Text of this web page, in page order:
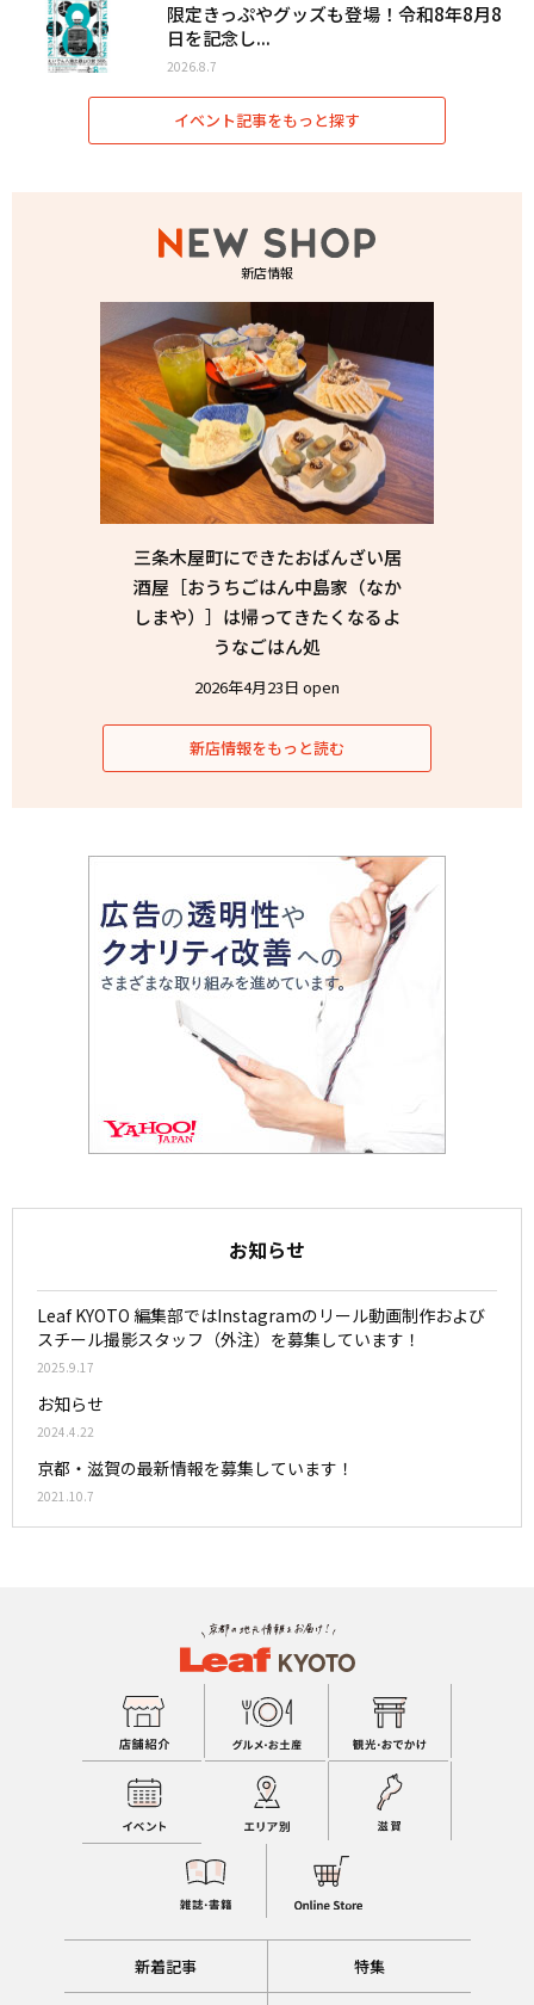
限定きっぷやグッズも登場！令和8年8月8
日を記念し...
2026.8.7
イベント記事をもっと探す
新店情報
三条木屋町にできたおばんざい居
酒屋［おうちごはん中島家（なか
しまや）］は帰ってきたくなるよ
うなごはん処
2026年4月23日 open
新店情報をもっと読む
お知らせ
Leaf KYOTO 編集部ではInstagramのリール動画制作および
スチール撮影スタッフ（外注）を募集しています！
2025.9.17
お知らせ
2024.4.22
京都・滋賀の最新情報を募集しています！
2021.10.7
新着記事 特集